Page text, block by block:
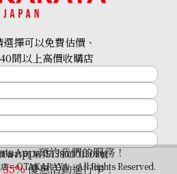
預約我們的服務！
35%優惠活動進行中！
擇可以免費估價、
間以上高價收購店
會許可 第451380001308號
—OTAKARAYA All Rights Reserved.